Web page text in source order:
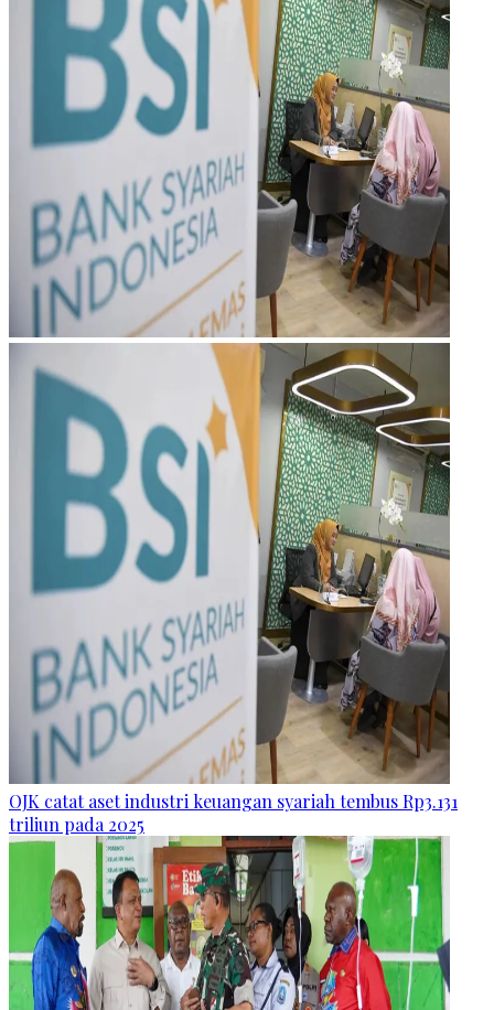
OJK catat aset industri keuangan syariah tembus Rp3.131
triliun pada 2025